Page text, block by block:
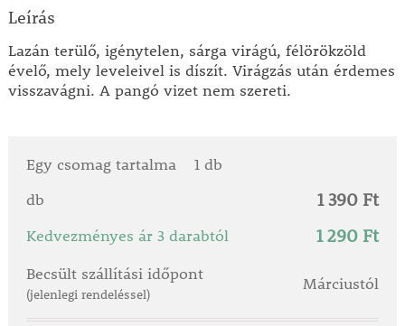
Leírás
Lazán terülő, igénytelen, sárga virágú, félörökzöld
évelő, mely leveleivel is díszít. Virágzás után érdemes
visszavágni. A pangó vizet nem szereti.
Egy csomag tartalma
1 db
db
1 390 Ft
Kedvezményes ár 3 darabtól 1 290 Ft
Becsült szállítási időpont
(jelenlegi rendeléssel)
Márciustól